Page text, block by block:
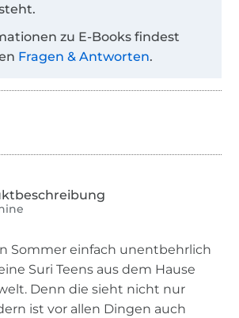
zu E-Books findest
Fragen & Antworten.
Sommer einfach unentbehrlich
Suri Teens aus dem Hause
Denn die sieht nicht nur
ist vor allen Dingen auch